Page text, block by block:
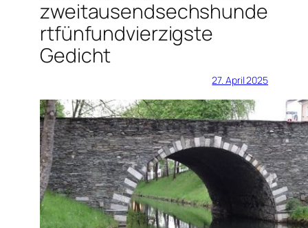
zweitausendsechshunde
rtfünfundvierzigste
Gedicht
27. April 2025